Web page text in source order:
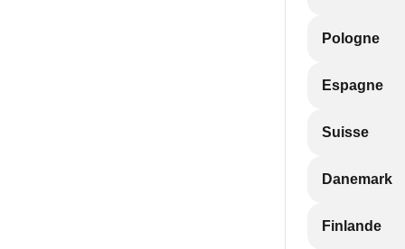
Pologne
Espagne
Suisse
Danemark
Finlande